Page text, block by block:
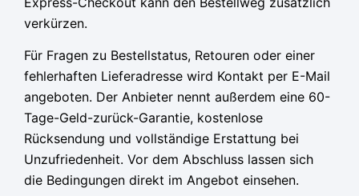
verkürzen.
Für Fragen zu Bestellstatus, Retouren oder einer
fehlerhaften Lieferadresse wird Kontakt per E-Mail
angeboten. Der Anbieter nennt außerdem eine 60-
Tage-Geld-zurück-Garantie, kostenlose
Rücksendung und vollständige Erstattung bei
Unzufriedenheit. Vor dem Abschluss lassen sich
die Bedingungen direkt im Angebot einsehen.